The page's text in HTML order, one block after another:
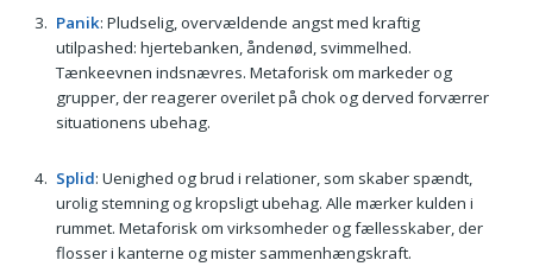
Panik: Pludselig, overvældende angst med kraftig
utilpashed: hjertebanken, åndenød, svimmelhed.
Tænkeevnen indsnævres. Metaforisk om markeder og
grupper, der reagerer overilet på chok og derved forværrer
situationens ubehag.
Splid: Uenighed og brud i relationer, som skaber spændt,
urolig stemning og kropsligt ubehag. Alle mærker kulden i
rummet. Metaforisk om virksomheder og fællesskaber, der
flosser i kanterne og mister sammenhængskraft.